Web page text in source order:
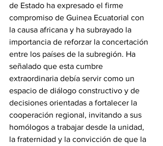
de Estado ha expresado el firme
compromiso de Guinea Ecuatorial con
la causa africana y ha subrayado la
importancia de reforzar la concertación
entre los países de la subregión. Ha
señalado que esta cumbre
extraordinaria debía servir como un
espacio de diálogo constructivo y de
decisiones orientadas a fortalecer la
cooperación regional, invitando a sus
homólogos a trabajar desde la unidad,
la fraternidad y la convicción de que la